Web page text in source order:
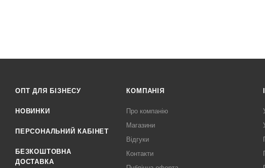
ОПТ ДЛЯ БІЗНЕСУ
НОВИНКИ
ПЕРСОНАЛЬНИЙ КАБІНЕТ
БЕЗКОШТОВНА
ДОСТАВКА
КОМПАНІЯ
Про компанію
Магазини
Відгуки
Контакти